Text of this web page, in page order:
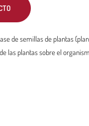
de semillas de plantas
las plantas sobre el